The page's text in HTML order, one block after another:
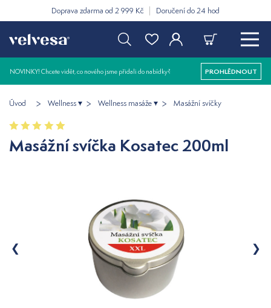
Doprava zdarma od 2 999 Kč Doručení do 24 hod
NOVINKY! Chcete vidět, co nového jsme přidali do nabídky? PROHLÉDNOUT
Úvod Wellness Wellness masáže Masážní svíčky
Masážní svíčka Kosatec 200ml